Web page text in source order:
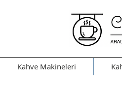
Kahve Makineleri